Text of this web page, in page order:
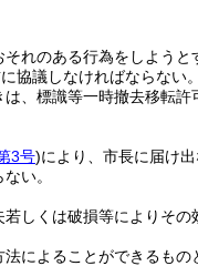
れのある行為をしよう
協議しなければならない。
、標識等一時撤去移転許
3号)により、市長に届け出
い。
しくは破損等によりそ
によることができるもの